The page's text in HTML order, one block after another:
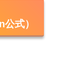
式）